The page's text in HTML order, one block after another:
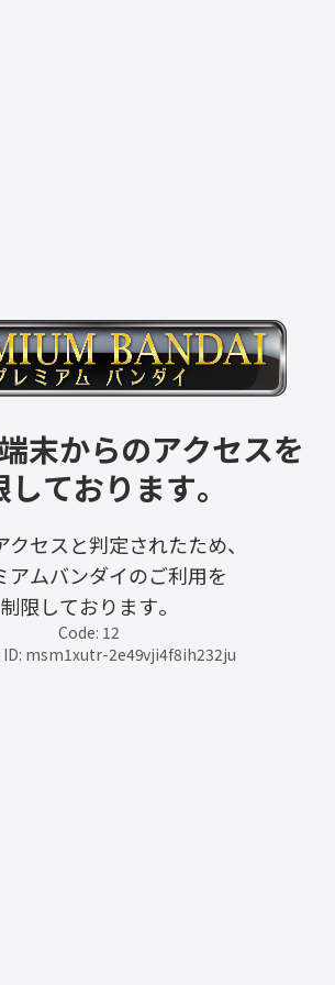
末からのアクセスを
ております。
クセスと判定されたため、
アムバンダイのご利用を
制限しております。
Code: 12
ID: msm1xutr-2e49vji4f8ih232ju